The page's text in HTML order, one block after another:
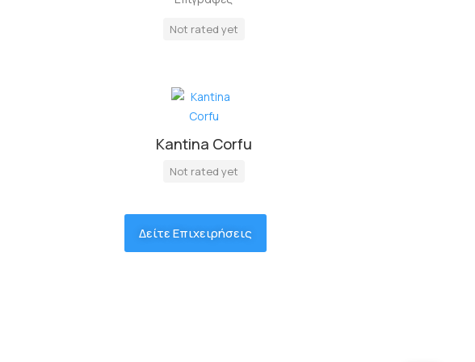
Not rated yet
Kantina Corfu
Not rated yet
Δείτε Επιχειρήσεις